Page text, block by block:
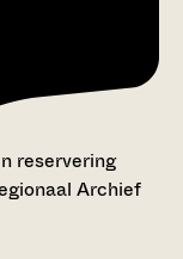
reservering
Archief